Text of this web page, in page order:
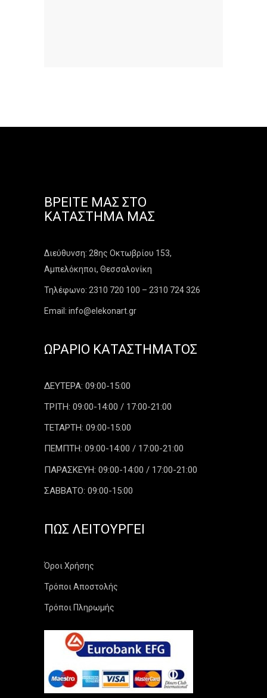
ΒΡΕΊΤΕ ΜΑΣ ΣΤΟ
ΚΑΤΆΣΤΗΜΑ ΜΑΣ
Διεύθυνση: 28ης Οκτωβρίου 153,
Αμπελόκηποι, Θεσσαλονίκη
Τηλέφωνο: 2310 720 100 – 2310 724 326
Email: info@elekonart.gr
ΩΡΆΡΙΟ ΚΑΤΑΣΤΉΜΑΤΟΣ
ΔΕΥΤΕΡΑ: 09:00-15:00
ΤΡΙΤΗ: 09:00-14:00 / 17:00-21:00
ΤΕΤΑΡΤΗ: 09:00-15:00
ΠΕΜΠΤΗ: 09:00-14:00 / 17:00-21:00
ΠΑΡΑΣΚΕΥΗ: 09:00-14:00 / 17:00-21:00
ΣΑΒΒΑΤΟ: 09:00-15:00
ΠΏΣ ΛΕΙΤΟΥΡΓΕΊ
Όροι Χρήσης
Τρόποι Αποστολής
Τρόποι Πληρωμής